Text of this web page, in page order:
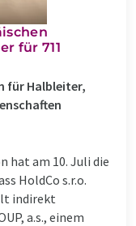
für 711
für Halbleiter,
hat am 10. Juli die
HoldCo s.r.o.
indirekt
a.s., einem